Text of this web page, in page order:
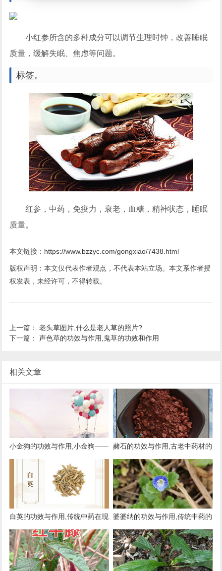
小红参所含的多种成分可以调节生理时钟，改善睡眠
质量，缓解失眠、焦虑等问题。
标签。
红参，中药，免疫力，衰老，血糖，精神状态，睡眠
质量。
本文链接： https://www.bzzyc.com/gongxiao/7438.html
版权声明：本文仅代表作者观点，不代表本站立场。本文系作者授
权发表，未经许可，不得转载。
上一篇：老头草图片,什么是老人草的照片?
下一篇：声色草的功效与作用,鬼草的功效和作用
相关文章
小金狗的功效与作用,小金狗——
传统药材的现代应用
赭石的功效与作用,古老中药材的
现代应用
白英的功效与作用,传统中药在现
代生活中的应用
婆婆纳的功效与作用,传统中药的
新认识